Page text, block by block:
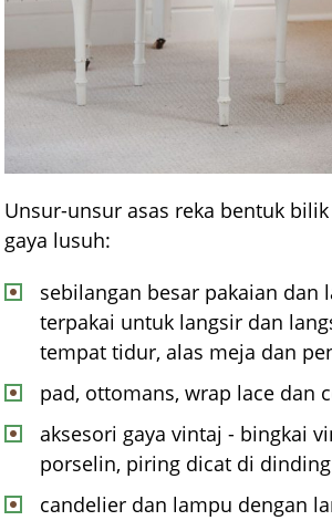
Unsur-unsur asas reka bentuk
gaya lusuh:
sebilangan besar pakaian dan
terpakai untuk langsir dan
tempat tidur, alas meja dan
pad, ottomans, wrap lace dan
aksesori gaya vintaj - bingkai
porselin, piring dicat di dinding
candelier dan lampu dengan